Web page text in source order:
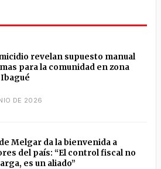
revelan supuesto manual
para la comunidad en zona
DE 2026
Melgar da la bienvenida a
del país: “El control fiscal no
es un aliado”